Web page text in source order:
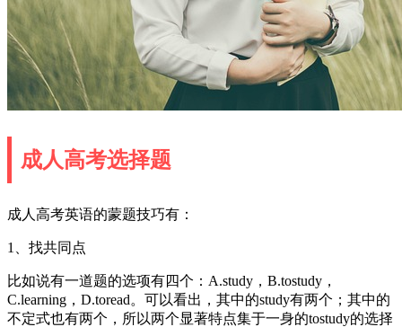
成人高考选择题
成人高考英语的蒙题技巧有：
1、找共同点
比如说有一道题的选项有四个：A.study，B.tostudy，
C.learning，D.toread。可以看出，其中的study有两个；其中的
不定式也有两个，所以两个显著特点集于一身的tostudy的选择